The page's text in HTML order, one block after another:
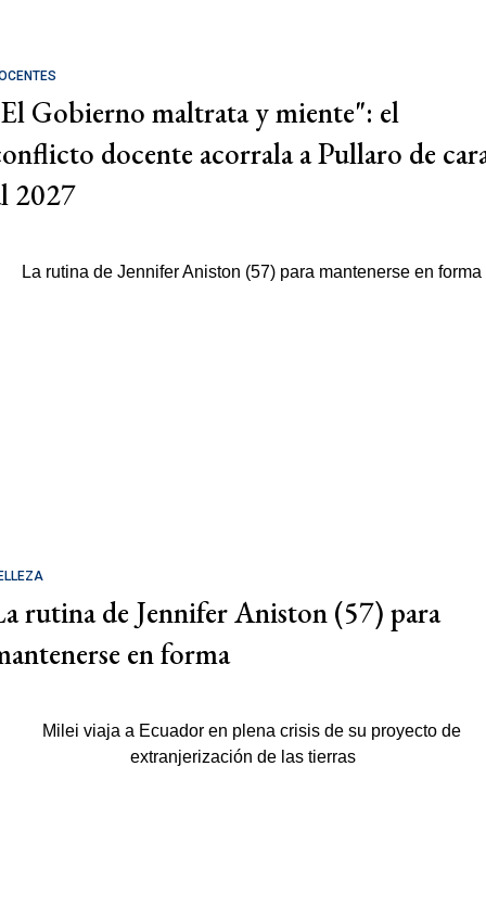
Gobierno maltrata y miente": el
docente acorrala a Pullaro de
2027
rutina de Jennifer Aniston (57) para
en forma